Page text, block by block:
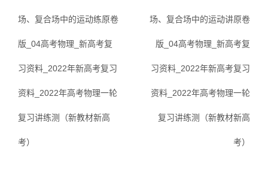
场、复合场中的运动练原卷
版_04高考物理_新高考复
习资料_2022年新高考复习
资料_2022年高考物理一轮
复习讲练测（新教材新高
考）
场、复合场中的运动讲原卷
版_04高考物理_新高考复
习资料_2022年新高考复习
资料_2022年高考物理一轮
复习讲练测（新教材新高
考）